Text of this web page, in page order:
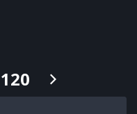
120